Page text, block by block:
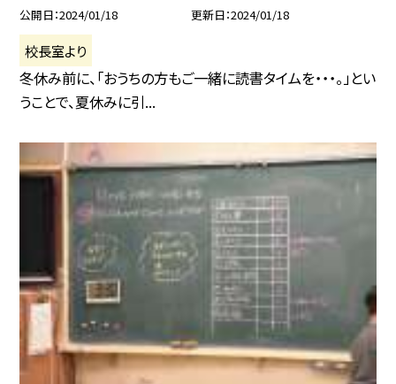
公開日 2024/01/18 更新日 2024/01/18
校長室より
冬休み前に、「おうちの方もご一緒に読書タイムを・・・。」とい
うことで、夏休みに引...